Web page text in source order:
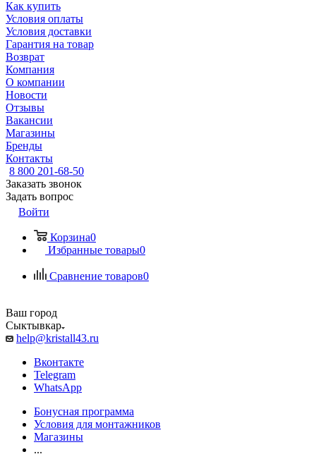
Как купить
Условия оплаты
Условия доставки
Гарантия на товар
Возврат
Компания
О компании
Новости
Отзывы
Вакансии
Магазины
Бренды
Контакты
8 800 201-68-50
Заказать звонок
Задать вопрос
Войти
Корзина0
Избранные товары0
Сравнение товаров0
Ваш город
Сыктывкар
help@kristall43.ru
Вконтакте
Telegram
WhatsApp
Бонусная программа
Условия для монтажников
Магазины
...